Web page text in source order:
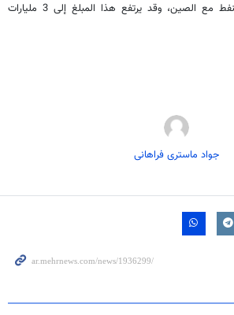
توفيرها من خلال تبادل النفط مع الصين، وقد يرتفع هذا المبلغ إلى 3 مليارات
جواد ماستری فراهانی